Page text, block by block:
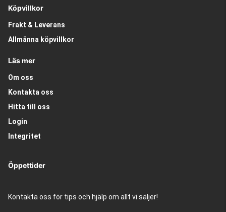
Köpvillkor
Frakt & Leverans
Allmänna köpvillkor
Läs mer
Om oss
Kontakta oss
Hitta till oss
Login
Integritet
Öppettider
Kontakta oss för tips och hjälp om allt vi säljer!